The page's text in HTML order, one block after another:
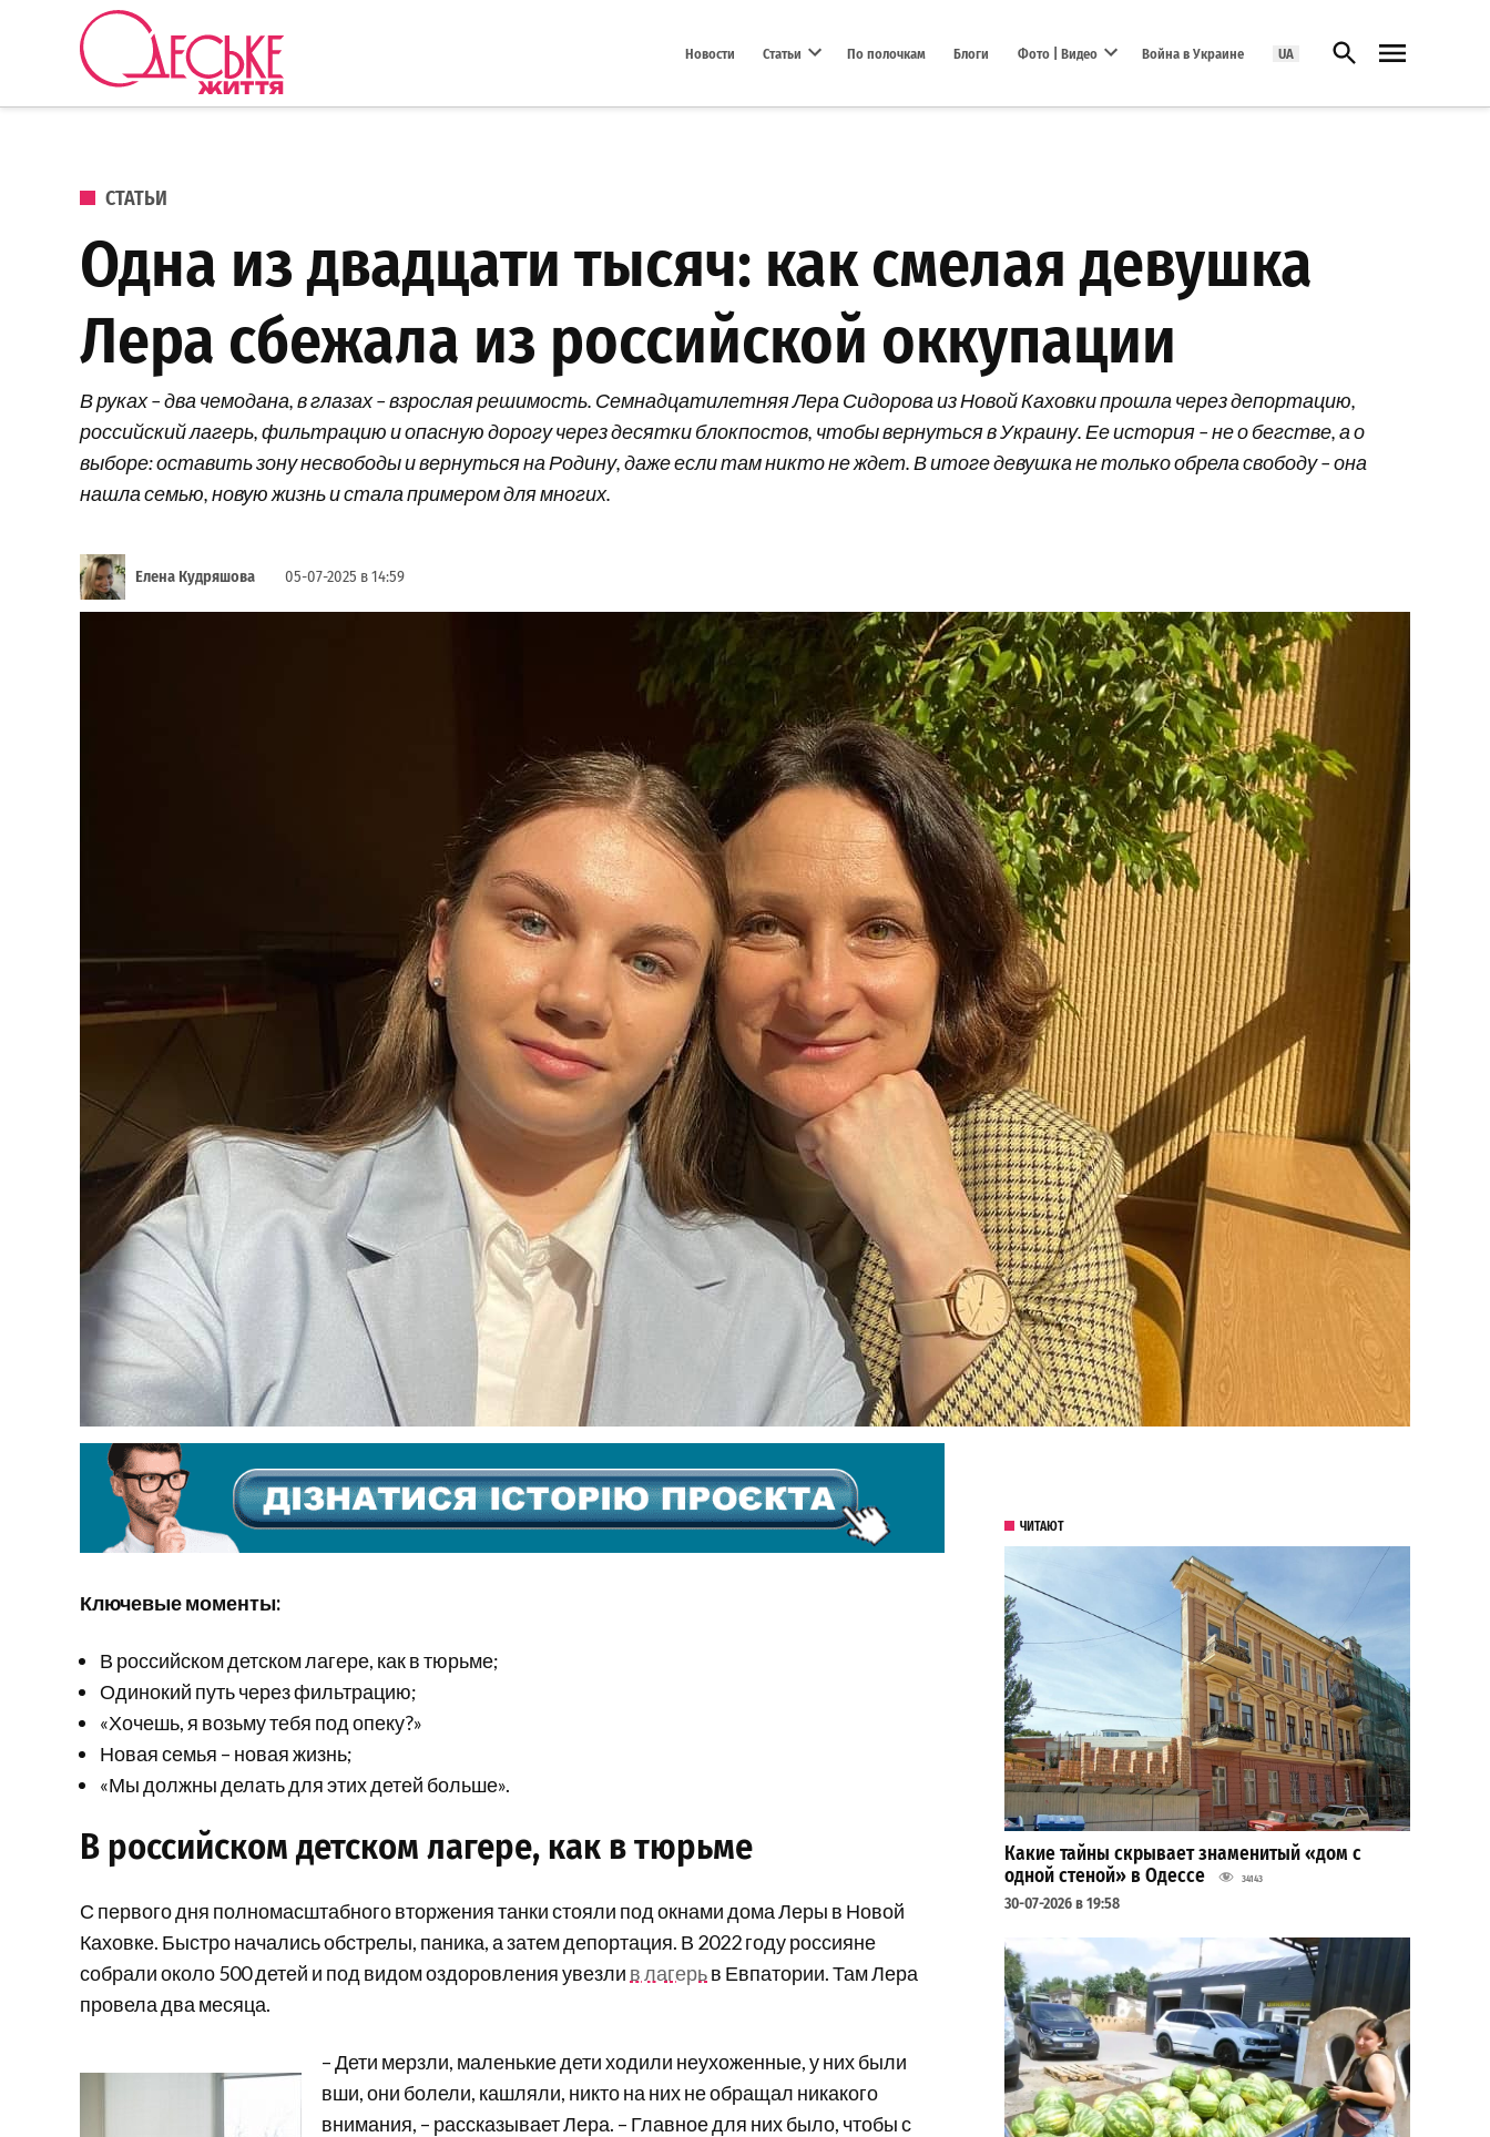
Перейти к содержанию
Новости Статьи По полочкам Блоги Фото | Видео Война в Украине UA Открыть поиск
ОПУБЛИКОВАНО В
СТАТЬИ
Одна из двадцати тысяч: как смелая девушка
Лера сбежала из российской оккупации
В руках – два чемодана, в глазах – взрослая решимость. Семнадцатилетняя Лера Сидорова из Новой Каховки прошла через депортацию,
российский лагерь, фильтрацию и опасную дорогу через десятки блокпостов, чтобы вернуться в Украину. Ее история – не о бегстве, а о
выборе: оставить зону несвободы и вернуться на Родину, даже если там никто не ждет. В итоге девушка не только обрела свободу – она
нашла семью, новую жизнь и стала примером для многих.
Елена Кудряшова 05-07-2025 в 14:59
Ключевые моменты:
В российском детском лагере, как в тюрьме;
Одинокий путь через фильтрацию;
«Хочешь, я возьму тебя под опеку?»
Новая семья – новая жизнь;
«Мы должны делать для этих детей больше».
В российском детском лагере, как в тюрьме
С первого дня полномасштабного вторжения танки стояли под окнами дома Леры в Новой
Каховке. Быстро начались обстрелы, паника, а затем депортация. В 2022 году россияне
собрали около 500 детей и под видом оздоровления увезли в лагерьв Евпатории. Там Лера
провела два месяца.
– Дети мерзли, маленькие дети ходили неухоженные, у них были
вши, они болели, кашляли, никто на них не обращал никакого
внимания, – рассказывает Лера. – Главное для них было, чтобы с
ЧИТАЮТ
Какие тайны скрывает знаменитый «дом с
одной стеной» в Одессе
34143
30-07-2026 в 19:58